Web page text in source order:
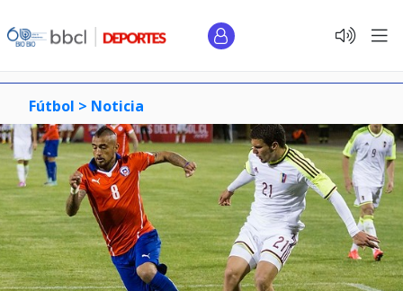
Fútbol > Noticia